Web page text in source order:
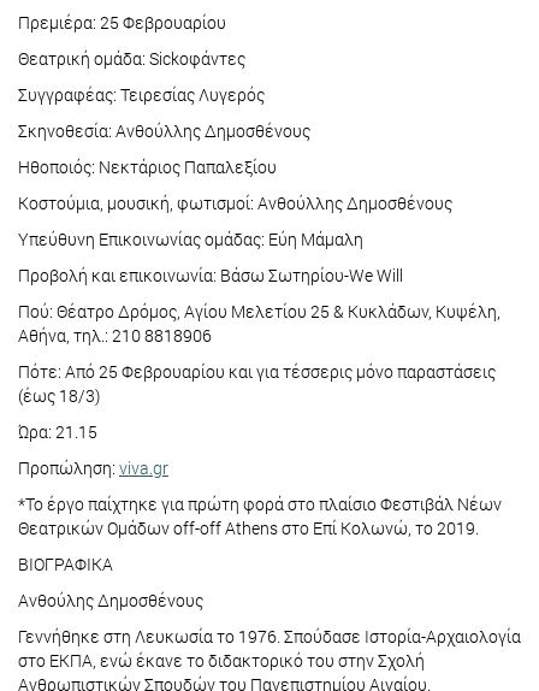
Πρεμιέρα: 25 Φεβρουαρίου
Θεατρική ομάδα: Sickοφάντες
Συγγραφέας: Τειρεσίας Λυγερός
Σκηνοθεσία: Ανθούλλης Δημοσθένους
Ηθοποιός: Νεκτάριος Παπαλεξίου
Κοστούμια, μουσική, φωτισμοί: Ανθούλλης Δημοσθένους
Υπεύθυνη Επικοινωνίας ομάδας: Εύη Μάμαλη
Προβολή και επικοινωνία: Βάσω Σωτηρίου-We Will
Πού: Θέατρο Δρόμος, Αγίου Μελετίου 25 & Κυκλάδων, Κυψέλη,
Αθήνα, τηλ.: 210 8818906
Πότε: Από 25 Φεβρουαρίου και για τέσσερις μόνο παραστάσεις
(έως 18/3)
Ώρα: 21.15
Προπώληση: viva.gr
*Το έργο παίχτηκε για πρώτη φορά στο πλαίσιο Φεστιβάλ Νέων
Θεατρικών Ομάδων off-off Athens στο Επί Κολωνώ, το 2019.
ΒΙΟΓΡΑΦΙΚΑ
Ανθούλης Δημοσθένους
Γεννήθηκε στη Λευκωσία το 1976. Σπούδασε Ιστορία-Αρχαιολογία
στο ΕΚΠΑ, ενώ έκανε το διδακτορικό του στην Σχολή
Ανθρωπιστικών Σπουδών του Πανεπιστημίου Αιγαίου.